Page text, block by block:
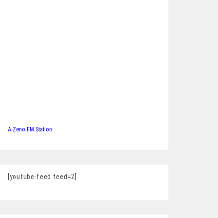
A Zeno.FM Station
[youtube-feed feed=2]